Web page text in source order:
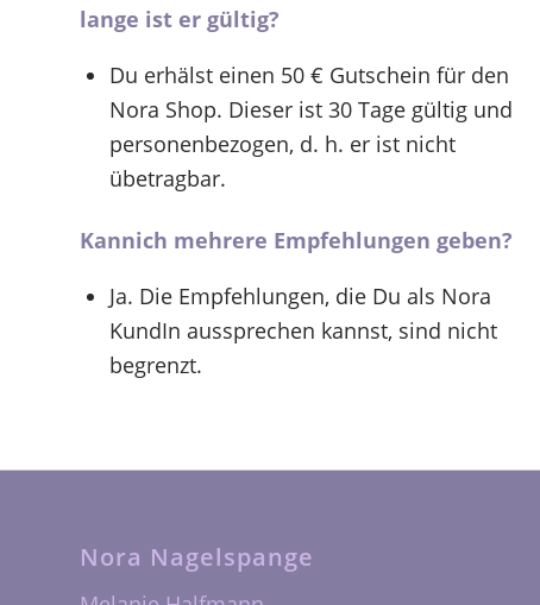
lange ist er gültig?
Du erhälst einen 50 € Gutschein für den
Nora Shop. Dieser ist 30 Tage gültig und
personenbezogen, d. h. er ist nicht
übetragbar.
Kannich mehrere Empfehlungen geben?
Ja. Die Empfehlungen, die Du als Nora
KundIn aussprechen kannst, sind nicht
begrenzt.
Nora Nagelspange